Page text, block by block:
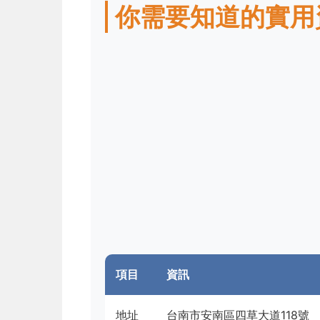
你需要知道的實
項目 資訊
地址 台南市安南區四草大道118號